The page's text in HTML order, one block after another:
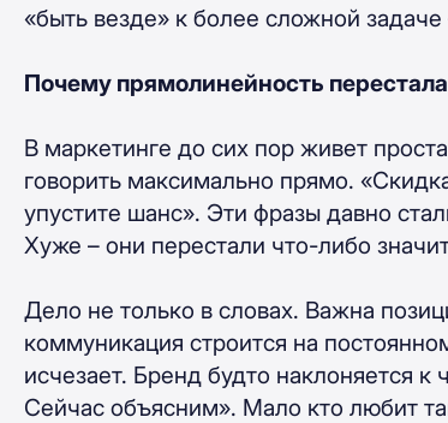
«быть везде» к более сложной
Почему прямолинейность
В маркетинге до сих пор живет
говорить максимально прямо.
упустите шанс». Эти фразы давно
Хуже – они перестали что-либо
Дело не только в словах. Важна
коммуникация строится на
исчезает. Бренд будто наклоняется
Сейчас объясним». Мало кто любит